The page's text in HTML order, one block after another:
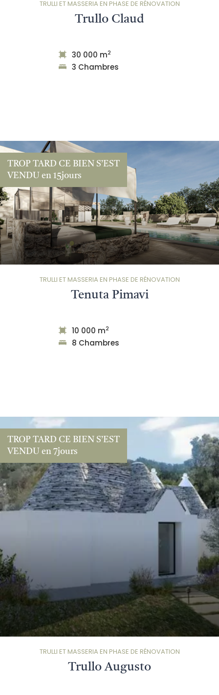
TRULLI ET MASSERIA EN PHASE DE RÉNOVATION
Trullo Claud
30 000 m2
3 Chambres
TROP TARD CE BIEN S’EST
VENDU en 15jours
TRULLI ET MASSERIA EN PHASE DE RÉNOVATION
Tenuta Pimavi
10 000 m2
8 Chambres
TROP TARD CE BIEN S’EST
VENDU en 7jours
TRULLI ET MASSERIA EN PHASE DE RÉNOVATION
Trullo Augusto